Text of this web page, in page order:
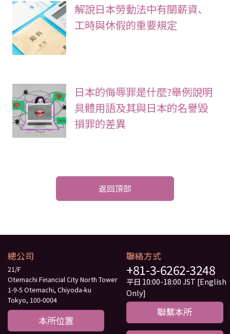
解說日本勞動法中有關薪資、
工時與休假的重要規定
日本的侮辱罪是什麼?舉例說明
具體用語及其與日本的名譽毀
損罪的差異
返回頂部
總公司
21/F
Otemachi Financial City North Tower
1-9-5 Otemachi, Chiyoda-ku
Tokyo, 100-0004
本所位置
聯絡方式
+81-3-6262-3248
平日 10:00-18:00 JST [English
Only]
聯繫本所